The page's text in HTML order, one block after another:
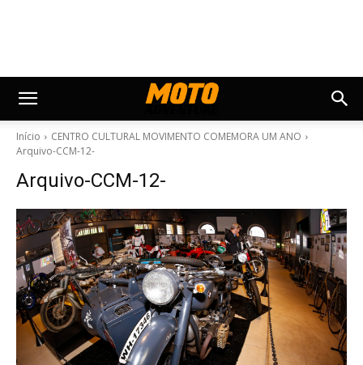
Início
CENTRO CULTURAL MOVIMENTO COMEMORA UM ANO
Arquivo-CCM-12-
Arquivo-CCM-12-